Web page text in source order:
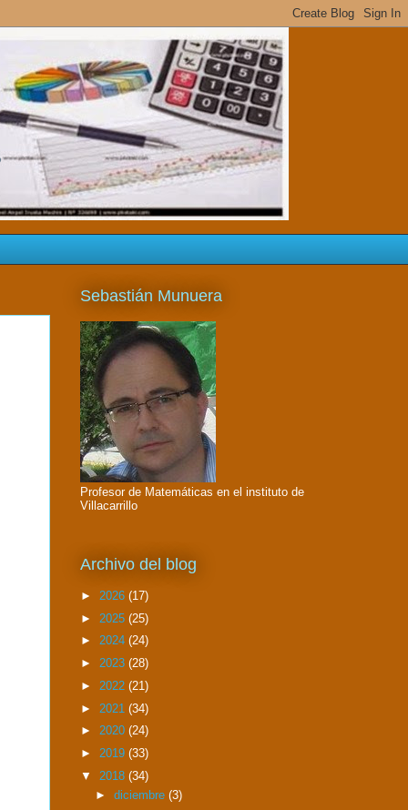
Sebastián Munuera
Profesor de Matemáticas en el instituto de
Villacarrillo
Archivo del blog
► 2026 (17)
► 2025 (25)
► 2024 (24)
► 2023 (28)
► 2022 (21)
► 2021 (34)
► 2020 (24)
► 2019 (33)
▼ 2018 (34)
► diciembre (3)